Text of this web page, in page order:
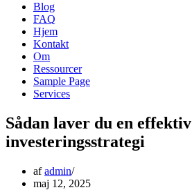
Blog
FAQ
Hjem
Kontakt
Om
Ressourcer
Sample Page
Services
Sådan laver du en effektiv
investeringsstrategi
afadmin
maj 12, 2025